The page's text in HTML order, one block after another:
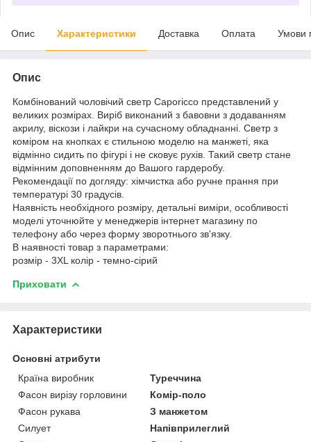
Опис Характеристики Доставка Оплата Умови
Опис
Комбінований чоловічий светр Caporicco представлений у
великих розмірах. Виріб виконаний з бавовни з додаванням
акрилу, віскози і лайкри на сучасному обладнанні. Светр з
коміром на кнопках є стильною моделю на манжеті, яка
відмінно сидить по фігурі і не сковує рухів. Такий светр стане
відмінним доповненням до Вашого гардеробу.
Рекомендації по догляду: хімчистка або ручне прання при
температурі 30 градусів.
Наявність необхідного розміру, детальні виміри, особливості
моделі уточнюйте у менеджерів інтернет магазину по
телефону або через форму зворотнього зв'язку.
В наявності товар з параметрами:
розмір - 3XL колір - темно-сірий
Приховати
Характеристики
Основні атрибути
Країна виробник
Туреччина
Фасон вирізу горловини
Комір-поло
Фасон рукава
З манжетом
Силует
Напівприлеглий